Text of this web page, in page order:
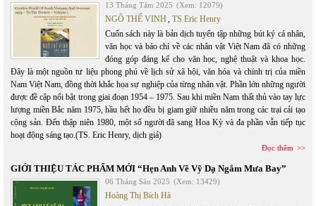
13 Tháng Tám 2025 (Xem: 12079)
NGÔ THẾ VINH, TS Eric Henry
Cuốn sách này là bản dịch tuyển tập những bút ký cá nhân,
văn học và báo chí về các nhân vật Việt Nam đã có những
đóng góp đáng kể cho văn học, nghệ thuật và khoa học.
Đây là một nguồn tư liệu phong phú về lịch sử xã hội, văn hóa và chính trị của miền
Nam Việt Nam, đồng thời khắc họa sự nghiệp của từng nhân vật. Phần lớn những người
được đề cập nổi bật trong giai đoạn 1954 – 1975. Sau khi miền Nam thất thủ vào tay lực
lượng miền Bắc năm 1975, hầu hết họ đều bị giam giữ nhiều năm trong các trại cải tạo
cộng sản. Đến thập niên 1980, một số người đã sang Hoa Kỳ và đa phần vẫn tiếp tục
hoạt động sáng tạo.(TS. Eric Henry, dịch giả)
Đọc thêm
GIỚI THIỆU TÁC PHẨM MỚI “Hẹn Anh Về Vỹ Dạ Ngắm Mưa Bay”
06 Tháng Sáu 2025 (Xem: 13429)
Hoàng Thị Bích Hà